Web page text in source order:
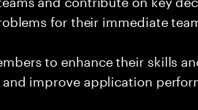
for their immediate
to enhance their skills
improve application